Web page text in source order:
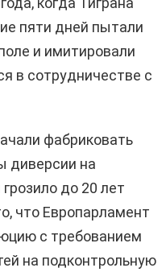
пяти дней пытали
и имитировали
в сотрудничестве с
фабриковать
диверсии на
до 20 лет
что Европарламент
с требованием
на подконтрольную